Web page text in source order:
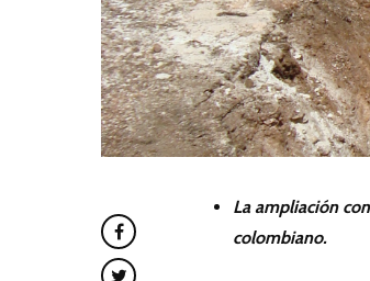
La ampliación conectará los nuevos campos de Sucre y Córdoba con el gasoducto del Caribe
colombiano.